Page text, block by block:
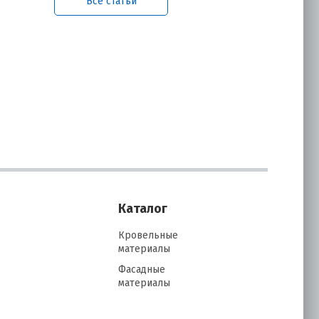
Каталог
Кровельные
материалы
Фасадные
материалы